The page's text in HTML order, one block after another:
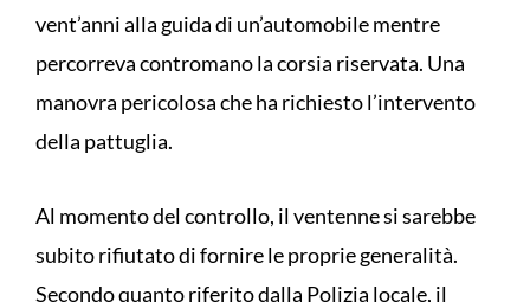
vent’anni alla guida di un’automobile mentre
percorreva contromano la corsia riservata. Una
manovra pericolosa che ha richiesto l’intervento
della pattuglia.
Al momento del controllo, il ventenne si sarebbe
subito rifiutato di fornire le proprie generalità.
Secondo quanto riferito dalla Polizia locale, il